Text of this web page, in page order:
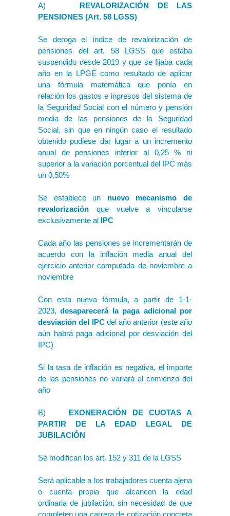
A) REVALORIZACIÓN DE LAS
PENSIONES (Art. 58 LGSS)
Se deroga el índice de revalorización de
pensiones del art. 58 LGSS que estaba
suspendido desde 2019 y que se fijaba cada
año en la LPGE como resultado de aplicar
una fórmula matemática que ponía en
relación los gastos e ingresos del sistema de
la Seguridad Social con el número y pensión
media de las pensiones de la Seguridad
Social, sin que en ningún caso el resultado
obtenido pudiese dar lugar a un incremento
anual de pensiones inferior al 0,25 % ni
superior a la variación porcentual del IPC más
un 0,50%
Se establece un nuevo mecanismo de
revalorización que vuelve a vincularse
exclusivamente al IPC
Cada año las pensiones se incrementarán de
acuerdo con la inflación media anual del
ejercicio anterior computada de noviembre a
noviembre
Con esta nueva fórmula, a partir de 1-1-
2023,desaparecerá la paga adicional por
desviación del IPC del año anterior (este año
aún habrá paga adicional por desviación del
IPC)
Si la tasa de inflación es negativa, el importe
de las pensiones no variará al comienzo del
año
B) EXONERACIÓN DE CUOTAS A
PARTIR DE LA EDAD LEGAL DE
JUBILACIÓN
Se modifican los art. 152 y 311 de la LGSS
Será aplicable a los trabajadores cuenta ajena
o cuenta propia que alcancen la edad
ordinaria de jubilación, sin necesidad de que
completen una carrera de cotización concreta